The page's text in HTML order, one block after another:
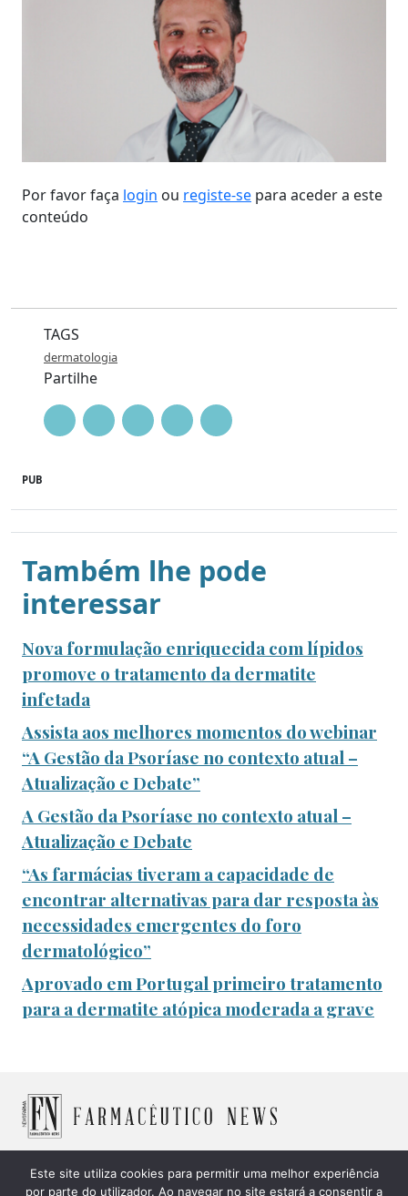
Por favor faça login ou registe-se para aceder a este
conteúdo
TAGS
dermatologia
Partilhe
PUB
Também lhe pode
interessar
Nova formulação enriquecida com lípidos
promove o tratamento da dermatite
infetada
Assista aos melhores momentos do webinar
“A Gestão da Psoríase no contexto atual –
Atualização e Debate”
A Gestão da Psoríase no contexto atual –
Atualização e Debate
“As farmácias tiveram a capacidade de
encontrar alternativas para dar resposta às
necessidades emergentes do foro
dermatológico”
Aprovado em Portugal primeiro tratamento
para a dermatite atópica moderada a grave
Este site utiliza cookies para permitir uma melhor experiência
por parte do utilizador. Ao navegar no site estará a consentir a